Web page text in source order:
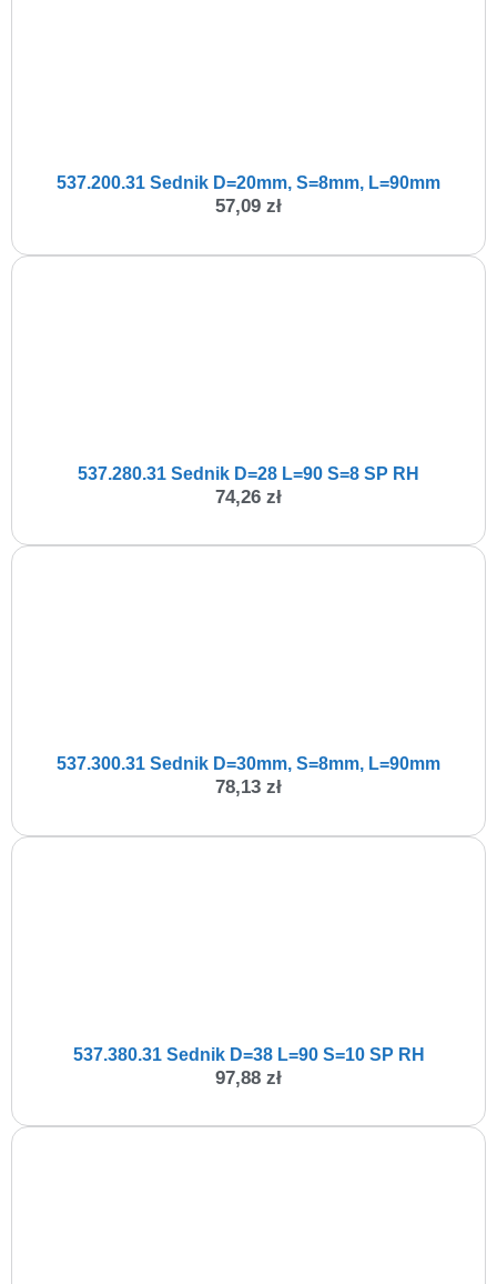
537.200.31 Sednik D=20mm, S=8mm, L=90mm
57,09 zł
537.280.31 Sednik D=28 L=90 S=8 SP RH
74,26 zł
537.300.31 Sednik D=30mm, S=8mm, L=90mm
78,13 zł
537.380.31 Sednik D=38 L=90 S=10 SP RH
97,88 zł